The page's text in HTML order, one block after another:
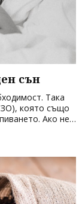
сън
Така
която също
Ако не
организмът
значително